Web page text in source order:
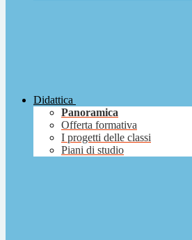
Didattica
Panoramica
Offerta formativa
I progetti delle classi
Piani di studio